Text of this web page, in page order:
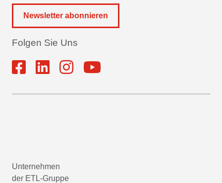
Newsletter abonnieren
Folgen Sie Uns
Unternehmen
der ETL-Gruppe